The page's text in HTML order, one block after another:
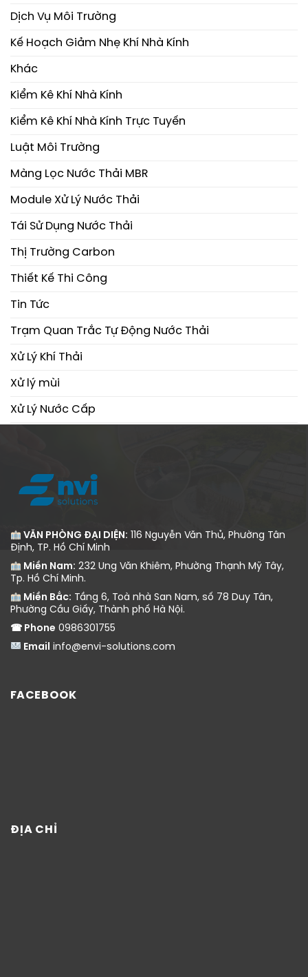
Dịch Vụ Môi Trường
Kế Hoạch Giảm Nhẹ Khí Nhà Kính
Khác
Kiểm Kê Khí Nhà Kính
Kiểm Kê Khí Nhà Kính Trực Tuyến
Luật Môi Trường
Màng Lọc Nước Thải MBR
Module Xử Lý Nước Thải
Tái Sử Dụng Nước Thải
Thị Trường Carbon
Thiết Kế Thi Công
Tin Tức
Trạm Quan Trắc Tự Động Nước Thải
Xử Lý Khí Thải
Xử lý mùi
Xử Lý Nước Cấp
VĂN PHÒNG ĐẠI DIỆN: 116 Nguyễn Văn Thủ, Phường Tân
Định, TP. Hồ Chí Minh
Miền Nam: 232 Ung Văn Khiêm, Phường Thạnh Mỹ Tây,
Tp. Hồ Chí Minh.
Miền Bắc: Tầng 6, Toà nhà San Nam, số 78 Duy Tân,
Phường Cầu Giấy, Thành phố Hà Nội.
☎ Phone 0986301755
Email info@envi-solutions.com
FACEBOOK
ĐỊA CHỈ